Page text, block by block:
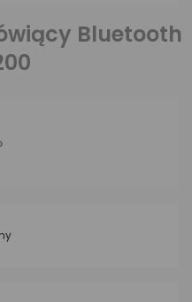
Bluetooth